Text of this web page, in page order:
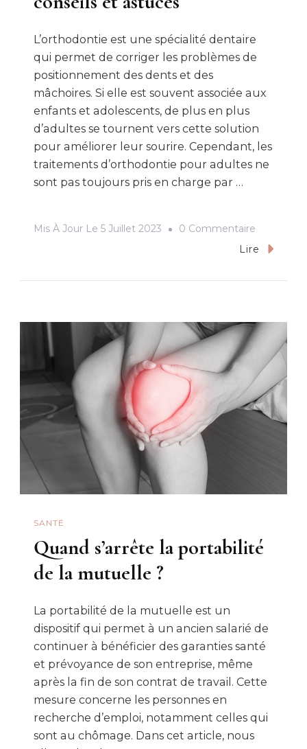
L’orthodontie est une spécialité dentaire
qui permet de corriger les problèmes de
positionnement des dents et des
mâchoires. Si elle est souvent associée aux
enfants et adolescents, de plus en plus
d’adultes se tournent vers cette solution
pour améliorer leur sourire. Cependant, les
traitements d’orthodontie pour adultes ne
sont pas toujours pris en charge par …
Mis À Jour Le 5 Juillet 2023 0 Commentaire
Choisir
Pour
Adulte
Conseils
Lire
SANTÉ
Quand s’arrête la portabilité
de la mutuelle ?
La portabilité de la mutuelle est un
dispositif qui permet à un ancien salarié de
continuer à bénéficier des garanties santé
et prévoyance de son entreprise, même
après la fin de son contrat de travail. Cette
mesure concerne les personnes en
recherche d’emploi, notamment celles qui
sont au chômage. Dans cet article, nous